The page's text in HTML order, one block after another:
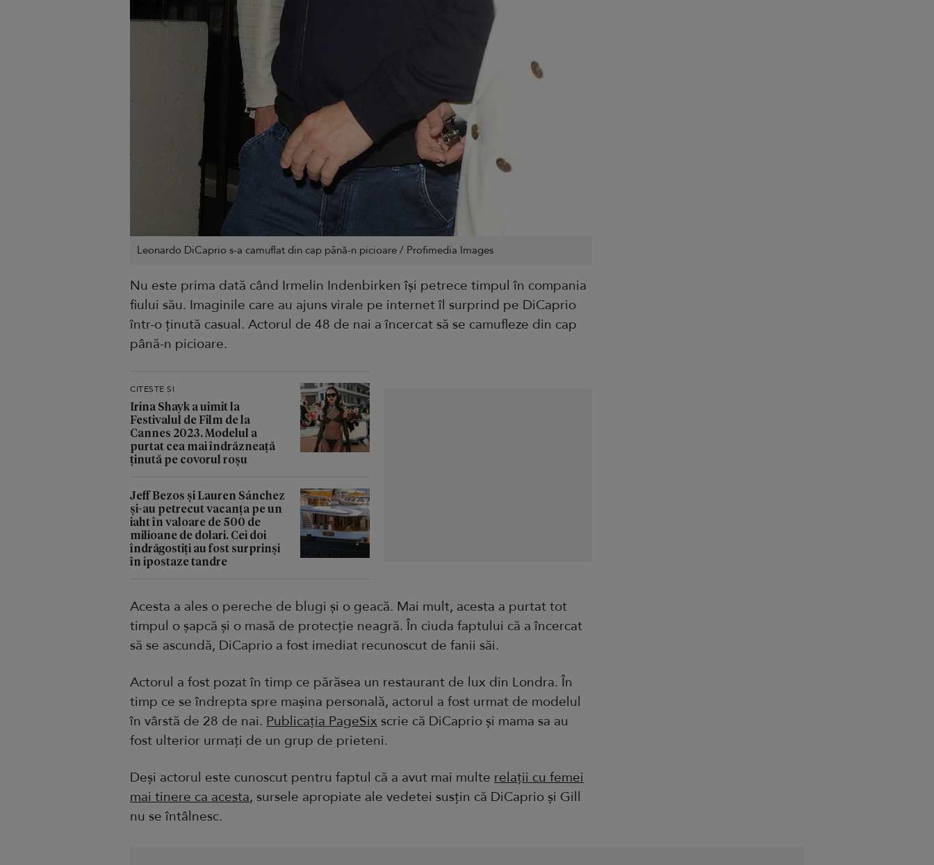
Leonardo DiCaprio s-a camuflat din cap până-n picioare / Profimedia Images
Nu este prima dată când Irmelin Indenbirken își petrece timpul în compania
fiului său. Imaginile care au ajuns virale pe internet îl surprind pe DiCaprio
într-o ținută casual. Actorul de 48 de nai a încercat să se camufleze din cap
până-n picioare.
CITEȘTE ȘI
Irina Shayk a uimit la
Festivalul de Film de la
Cannes 2023. Modelul a
purtat cea mai îndrăzneață
ținută pe covorul roșu
Jeff Bezos și Lauren Sánchez
și-au petrecut vacanța pe un
iaht în valoare de 500 de
milioane de dolari. Cei doi
îndrăgostiți au fost surprinși
în ipostaze tandre
Acesta a ales o pereche de blugi și o geacă. Mai mult, acesta a purtat tot
timpul o șapcă și o masă de protecție neagră. În ciuda faptului că a încercat
să se ascundă, DiCaprio a fost imediat recunoscut de fanii săi.
Actorul a fost pozat în timp ce părăsea un restaurant de lux din Londra. În
timp ce se îndrepta spre mașina personală, actorul a fost urmat de modelul
în vârstă de 28 de nai. Publicația PageSix scrie că DiCaprio și mama sa au
fost ulterior urmați de un grup de prieteni.
Deși actorul este cunoscut pentru faptul că a avut mai multe relații cu femei
mai tinere ca acesta, sursele apropiate ale vedetei susțin că DiCaprio și Gill
nu se întâlnesc.